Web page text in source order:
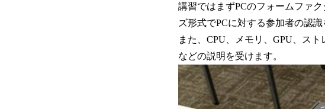
講習ではまずPCのフォームファ
ズ形式でPCに対する参加者の認識
また、CPU、メモリ、GPU、ス
などの説明を受けます。